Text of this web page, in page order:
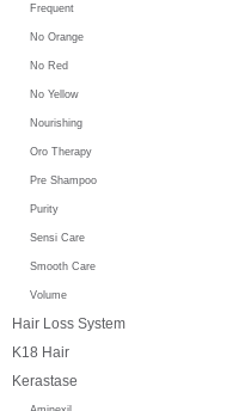
Frequent
No Orange
No Red
No Yellow
Nourishing
Oro Therapy
Pre Shampoo
Purity
Sensi Care
Smooth Care
Volume
Hair Loss System
K18 Hair
Kerastase